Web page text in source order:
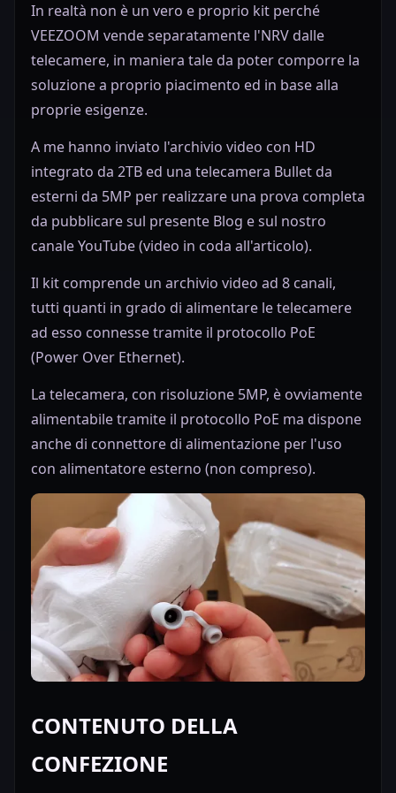
In realtà non è un vero e proprio kit perché
VEEZOOM vende separatamente l'NRV dalle
telecamere, in maniera tale da poter comporre la
soluzione a proprio piacimento ed in base alla
proprie esigenze.
A me hanno inviato l'archivio video con HD
integrato da 2TB ed una telecamera Bullet da
esterni da 5MP per realizzare una prova completa
da pubblicare sul presente Blog e sul nostro
canale YouTube (video in coda all'articolo).
Il kit comprende un archivio video ad 8 canali,
tutti quanti in grado di alimentare le telecamere
ad esso connesse tramite il protocollo PoE
(Power Over Ethernet).
La telecamera, con risoluzione 5MP, è ovviamente
alimentabile tramite il protocollo PoE ma dispone
anche di connettore di alimentazione per l'uso
con alimentatore esterno (non compreso).
CONTENUTO DELLA
CONFEZIONE